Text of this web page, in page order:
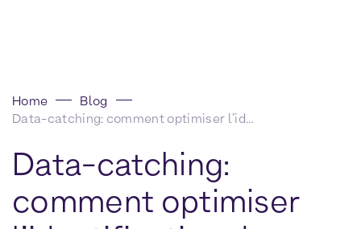
Home
Blog
Data-catching: comment optimiser l’identification des clients pour développer ses ventes ?
Data-catching:
comment optimiser